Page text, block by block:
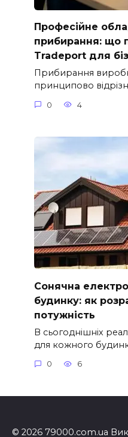
Професійне
прибирання: що
Tradeport для
Прибирання
принципово
0 4
Сонячна
будинку: як
потужність
В сьогоднішніх
для кожного
0 6
© 2026 79000.com.ua